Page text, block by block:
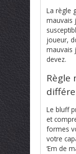
La règle
mauvais
joueur,
mauvais
devez.
Règle
Le bluff
et
formes
votre
‘Em de